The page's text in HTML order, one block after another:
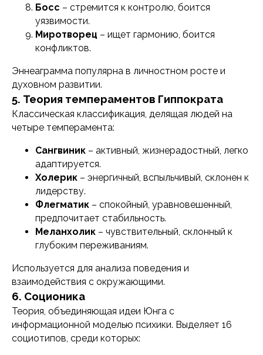
Босс – стремится к контролю, боится
уязвимости.
Миротворец – ищет гармонию, боится
конфликтов.
Эннеаграмма популярна в личностном росте и
духовном развитии.
5. Теория темпераментов Гиппократа
Классическая классификация, делящая людей на
четыре темперамента:
Сангвиник – активный, жизнерадостный, легко
адаптируется.
Холерик – энергичный, вспыльчивый, склонен к
лидерству.
Флегматик – спокойный, уравновешенный,
предпочитает стабильность.
Меланхолик – чувствительный, склонный к
глубоким переживаниям.
Используется для анализа поведения и
взаимодействия с окружающими.
6. Соционика
Теория, объединяющая идеи Юнга с
информационной моделью психики. Выделяет 16
социотипов, среди которых: